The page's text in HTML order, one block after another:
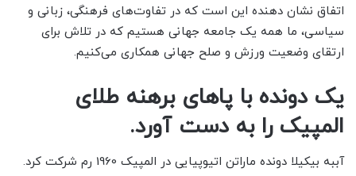
اتفاق نشان دهنده این است که در تفاوت‌های فرهنگی، زبانی و
سیاسی، ما همه یک جامعه جهانی هستیم که در تلاش برای
ارتقای وضعیت ورزش و صلح جهانی همکاری می‌کنیم.
یک دونده با پاهای برهنه طلای
المپیک را به دست آورد.
آببه بیکیلا دونده ماراتن اتیوپیایی در المپیک 1960 رم شرکت کرد.